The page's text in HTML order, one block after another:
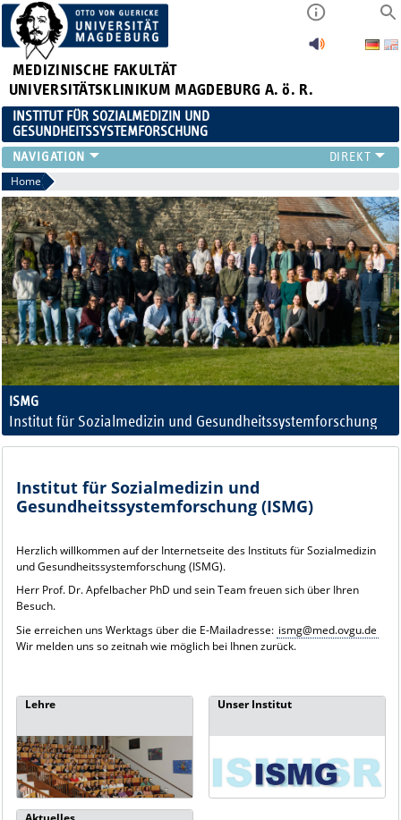
MEDIZINISCHE FAKULTÄT
UNIVERSITÄTSKLINIKUM MAGDEBURG A. ö. R.
INSTITUT FÜR SOZIALMEDIZIN UND
GESUNDHEITSSYSTEMFORSCHUNG
LEHRE
UNSER INSTITUT
TEAM
FORSCHUNG
PUBLIKATIONEN
STELLENANGEBOTE
QUALIFIKATIONSARBEITEN
Home
ISMG
Institut für Sozialmedizin und Gesundheitssystemforschung
LinkedIn@ISMG
Institut für Sozialmedizin und
Gesundheitssystemforschung (ISMG)
Herzlich willkommen auf der Internetseite des Instituts für Sozialmedizin
und Gesundheitssystemforschung(ISMG).
Herr Prof. Dr. Apfelbacher PhD und sein Team freuen sich über Ihren
Besuch.
Sie erreichen uns Werktags über die E-Mailadresse: ismg@med.ovgu.de
Wir melden uns so zeitnah wie möglich bei Ihnen zurück.
Lehre Unser Institut